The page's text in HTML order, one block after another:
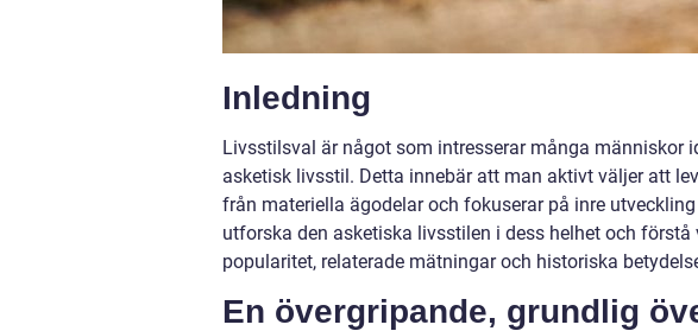
Inledning
Livsstilsval är något som intresserar många människor
asketisk livsstil. Detta innebär att man aktivt väljer att
från materiella ägodelar och fokuserar på inre
utforska den asketiska livsstilen i dess helhet och förstå
popularitet, relaterade mätningar och historiska
En övergripande, grundlig